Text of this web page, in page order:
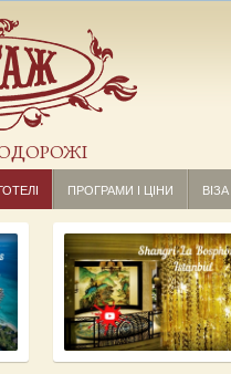
ПРОГРАМИ І ЦІНИ ВІЗА